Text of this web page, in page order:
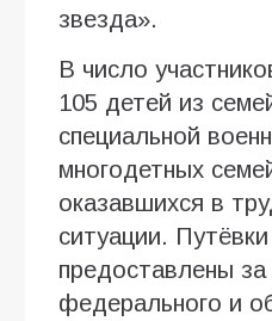
звезда».
В число
105 детей из
специальной
многодетных
оказавшихся в
ситуации.
предоставлены за
федерального и